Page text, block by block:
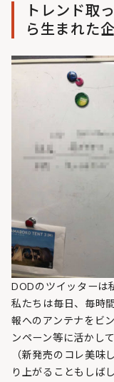
トレンド取
ら生まれた
DODのツイッターは
私たちは毎日、毎時
報へのアンテナをビ
ンペーン等に活かして
（新発売のコレ美味
り上がることもしば